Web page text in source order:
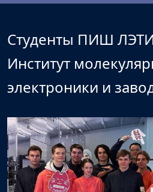
Студенты ПИШ
Институт
электроники и